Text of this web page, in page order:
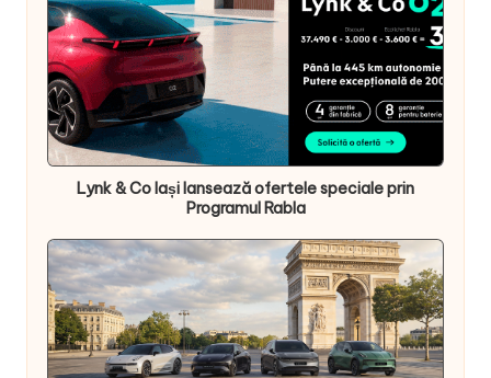
Lynk & Co Iași lansează ofertele speciale prin
Programul Rabla